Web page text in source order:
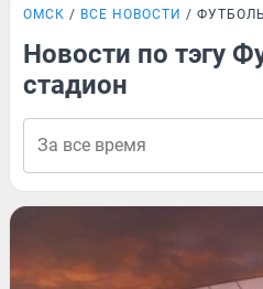
ОМСК ВСЕ НОВОСТИ
Новости по тэгу
стадион